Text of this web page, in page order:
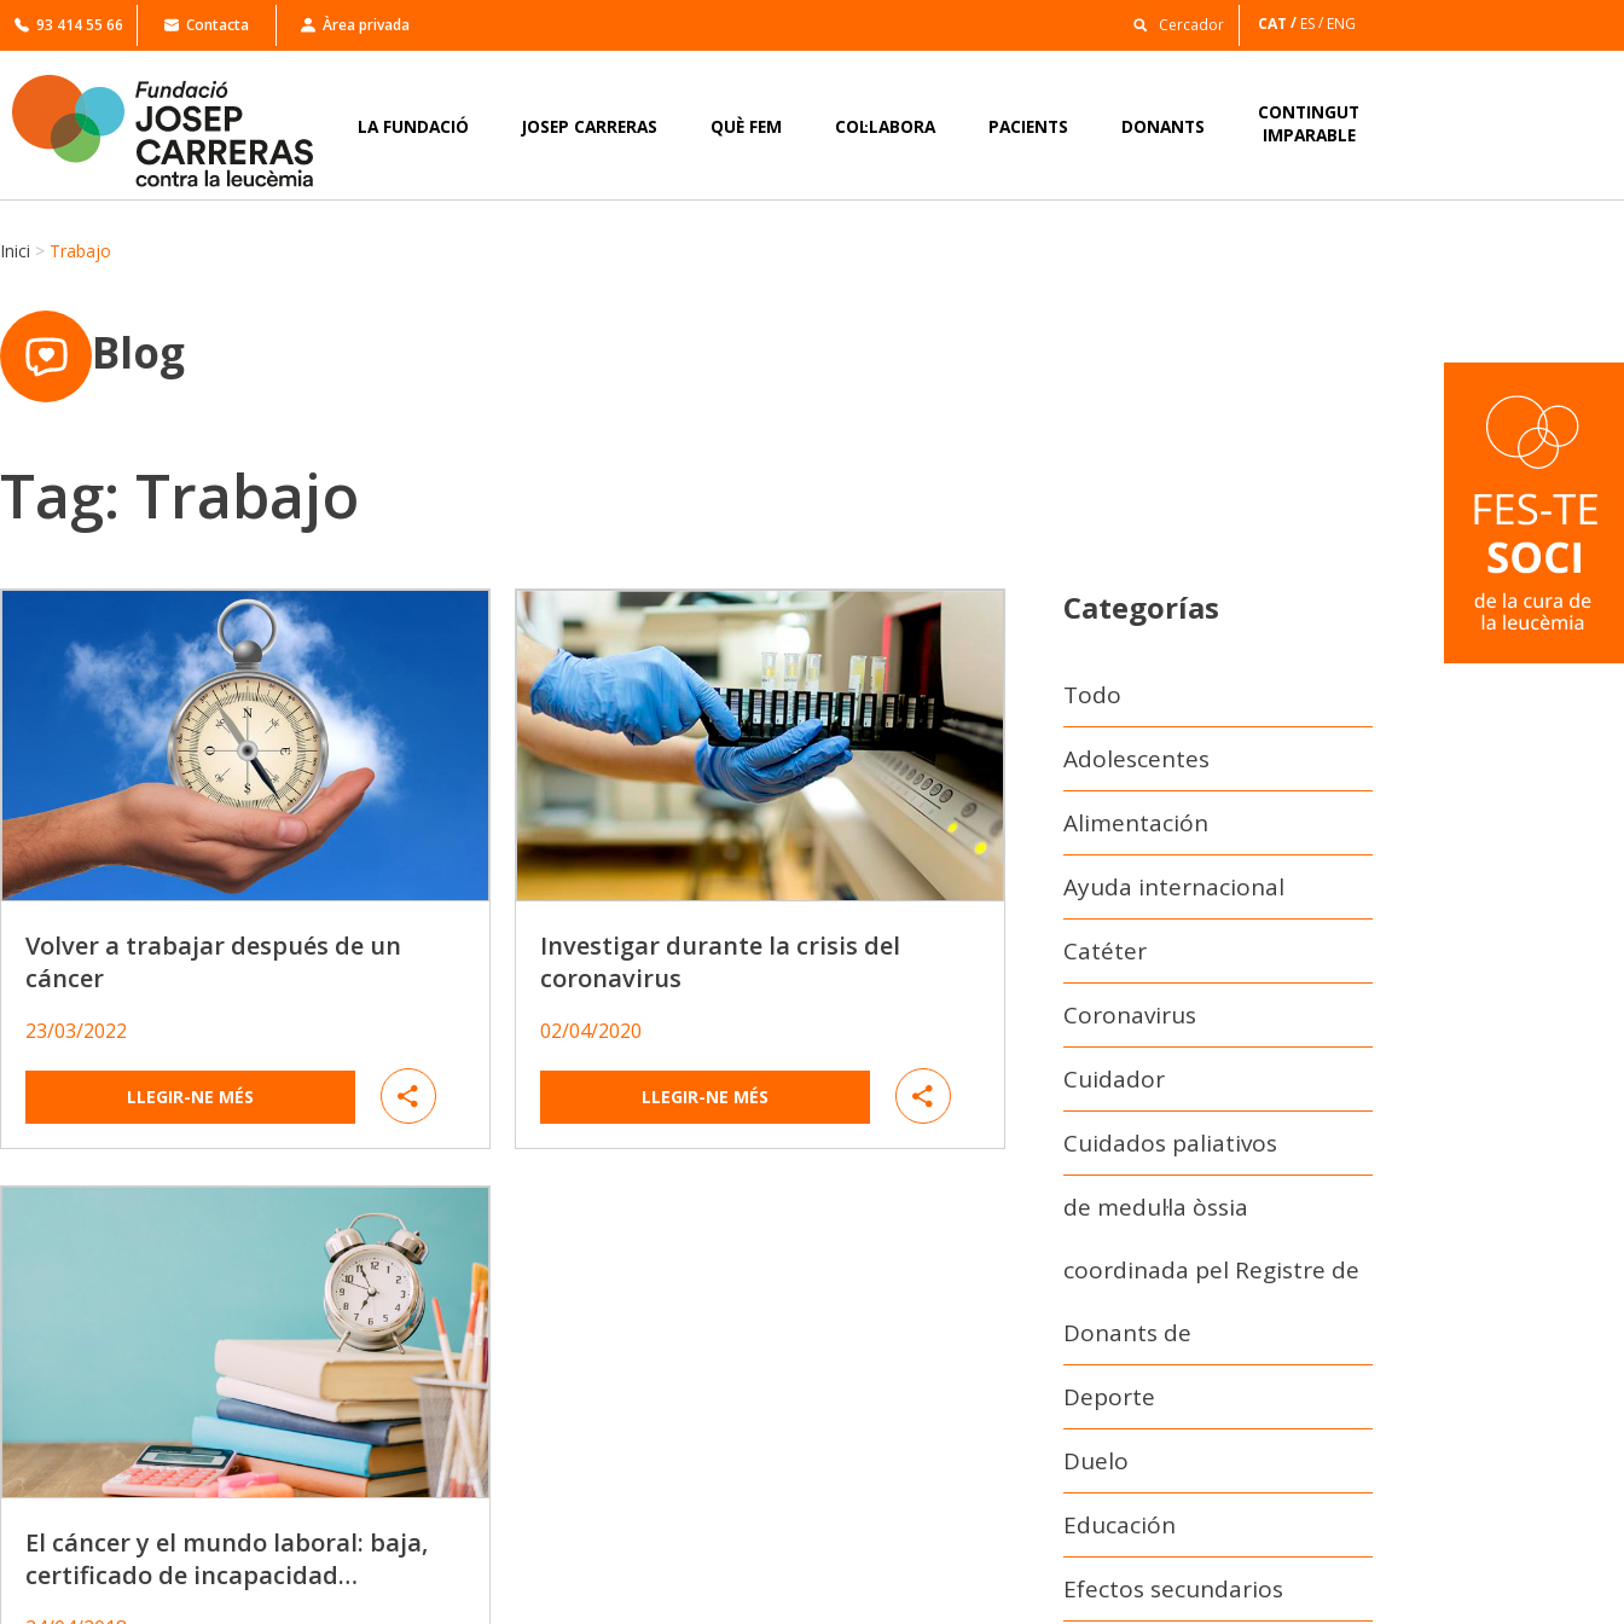
93 414 55 66 Contacta Àrea privada CAT ES ENG
LA FUNDACIÓ JOSEP CARRERAS QUÈ FEM COL·LABORA PACIENTS DONANTS
CONTINGUT
IMPARABLE
Inici > Trabajo
Blog
Tag: Trabajo
Volver a trabajar después de un
cáncer
23/03/2022
LLEGIR-NE MÉS
Investigar durante la crisis del
coronavirus
02/04/2020
LLEGIR-NE MÉS
El cáncer y el mundo laboral: baja,
certificado de incapacidad…
Categorías
Todo
Adolescentes
Alimentación
Ayuda internacional
Catéter
Coronavirus
Cuidador
Cuidados paliativos
de medul·la òssia
coordinada pel Registre de
Donants de
Deporte
Duelo
Educación
Efectos secundarios